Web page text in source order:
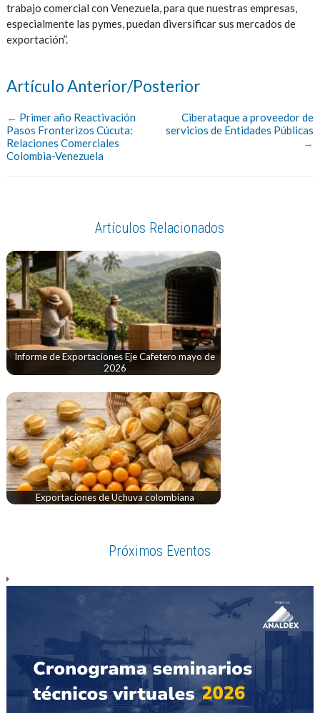
trabajo comercial con Venezuela, para que nuestras empresas,
especialmente las pymes, puedan diversificar sus mercados de
exportación”.
Artículo Anterior/Posterior
← Primer año Reactivación
Pasos Fronterizos Cúcuta:
Relaciones Comerciales
Colombia-Venezuela
Ciberataque a proveedor de
servicios de Entidades Públicas
→
Artículos Relacionados
Informe de Exportaciones Eje Cafetero mayo de
2026
Exportaciones de Uchuva colombiana
Próximos Eventos